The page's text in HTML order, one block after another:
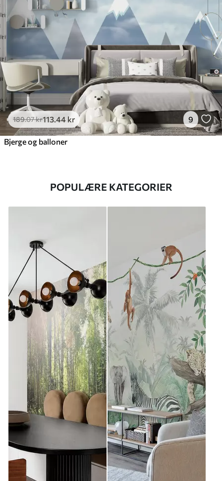
189.07kr113 .44 kr 9
Bjerge og balloner
POPULÆRE KATEGORIER